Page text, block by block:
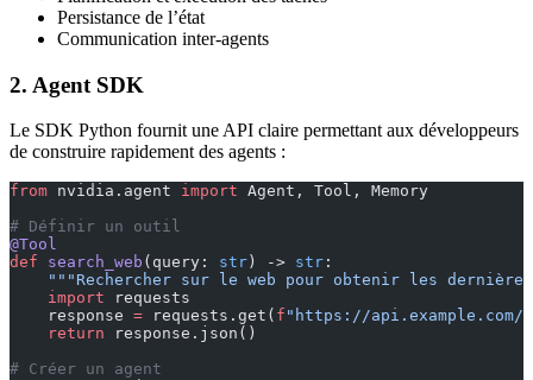
Persistance de l’état
Communication inter-agents
2. Agent SDK
Le SDK Python fournit une API claire permettant aux développeurs
de construire rapidement des agents :
from nvidia.agent import Agent, Tool, Memory
# Définir un outil
@Tool
def search_web (query: str ) -> str :
"""Rechercher sur le web pour obtenir les
    import
requests
    response
= requests.get( f "https://api.example.com/
    return
response.json()
# Créer un agent